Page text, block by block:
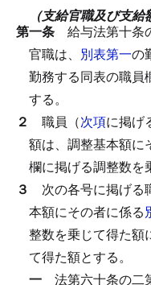
（支給官職及び支給
第一条 給与法第十条
官職は、 別表第一の
勤務する同表の職員
する。
２ 職員（次項に掲げ
額は、調整基本額に
欄に掲げる調整数を
３ 次の各号に掲げる
本額にその者に係る
整数を乗じて得た額
て得た額とする。
一 法第六十条の二